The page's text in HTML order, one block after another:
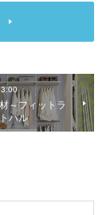
～フィットラ
パル